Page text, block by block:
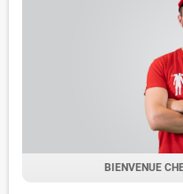
BIENVENUE